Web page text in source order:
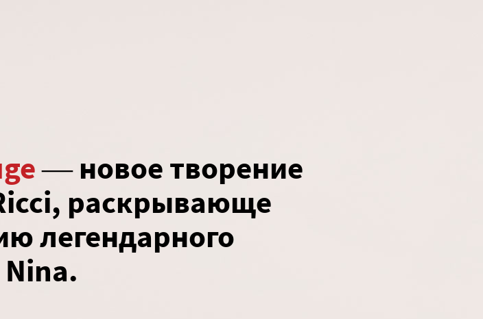
—новое творение
раскрывающе
легендарного